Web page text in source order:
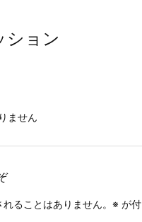
ション
ません
ることはありません。 ※ が